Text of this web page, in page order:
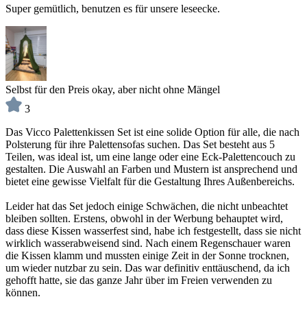
Super gemütlich, benutzen es für unsere leseecke.
Selbst für den Preis okay, aber nicht ohne Mängel
3
Das Vicco Palettenkissen Set ist eine solide Option für alle, die nach
Polsterung für ihre Palettensofas suchen. Das Set besteht aus 5
Teilen, was ideal ist, um eine lange oder eine Eck-Palettencouch zu
gestalten. Die Auswahl an Farben und Mustern ist ansprechend und
bietet eine gewisse Vielfalt für die Gestaltung Ihres Außenbereichs.
Leider hat das Set jedoch einige Schwächen, die nicht unbeachtet
bleiben sollten. Erstens, obwohl in der Werbung behauptet wird,
dass diese Kissen wasserfest sind, habe ich festgestellt, dass sie nicht
wirklich wasserabweisend sind. Nach einem Regenschauer waren
die Kissen klamm und mussten einige Zeit in der Sonne trocknen,
um wieder nutzbar zu sein. Das war definitiv enttäuschend, da ich
gehofft hatte, sie das ganze Jahr über im Freien verwenden zu
können.